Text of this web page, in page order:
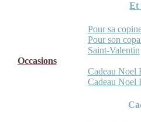
Et
Pour sa
Pour son
Saint-Valentin
Occasions
Cadeau Noel
Cadeau Noel